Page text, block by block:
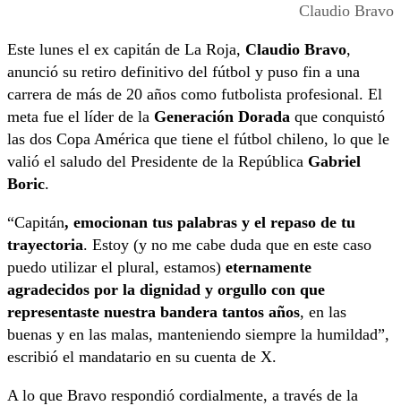
Claudio Bravo
Este lunes el ex capitán de La Roja, Claudio Bravo,
anunció su retiro definitivo del fútbol y puso fin a una
carrera de más de 20 años como futbolista profesional. El
meta fue el líder de la Generación Dorada que conquistó
las dos Copa América que tiene el fútbol chileno, lo que le
valió el saludo del Presidente de la República Gabriel
Boric.
“Capitán, emocionan tus palabras y el repaso de tu
trayectoria. Estoy (y no me cabe duda que en este caso
puedo utilizar el plural, estamos) eternamente
agradecidos por la dignidad y orgullo con que
representaste nuestra bandera tantos años, en las
buenas y en las malas, manteniendo siempre la humildad”,
escribió el mandatario en su cuenta de X.
A lo que Bravo respondió cordialmente, a través de la